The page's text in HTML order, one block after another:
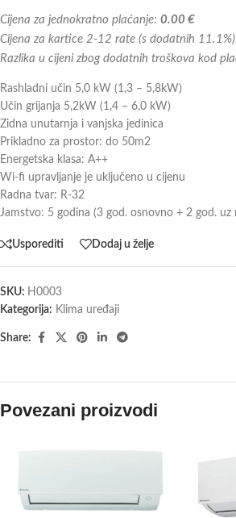
Cijena za jednokratno plaćanje: 0.00 €
Cijena za kartice 2-12 rate (s dodatnih
Razlika u cijeni zbog dodatnih troškova kod
Rashladni učin 5,0 kW (1,3 – 5,8kW)
Učin grijanja 5,2kW (1,4 – 6,0 kW)
Zidna unutarnja i vanjska jedinica
Prikladno za prostor: do 50m2
Energetska klasa: A++
Wi-fi upravljanje je uključeno u cijenu
Radna tvar: R-32
Jamstvo: 5 godina (3 god. osnovno + 2 god. uz
Usporediti Dodaj u želje
SKU: H0003
Kategorija: Klima uređaji
Share:
Povezani proizvodi